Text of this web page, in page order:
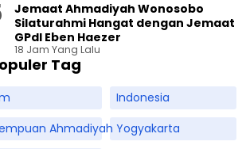
Jemaat Ahmadiyah Wonosobo
Silaturahmi Hangat dengan Jemaat
GPdI Eben Haezer
18 Jam Yang Lalu
Tag
Indonesia
Ahmadiyah Yogyakarta